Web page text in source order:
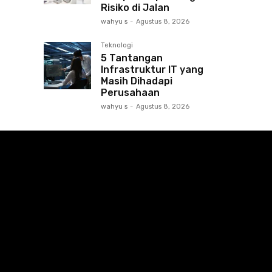
Risiko di Jalan
wahyu s - Agustus 8, 2026
Teknologi
5 Tantangan
Infrastruktur IT yang
Masih Dihadapi
Perusahaan
wahyu s - Agustus 8, 2026